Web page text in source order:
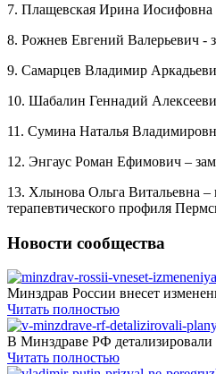
7. Плащевская Ирина Иосифовна
8. Рожнев Евгений Валерьевич -
9. Самарцев Владимир
10. Шабалин Геннадий
11. Сумина Наталья
12. Энгаус Роман Ефимович –
13. Хлынова Ольга Витальевна –
терапевтического профиля
Новости сообщества
Минздрав России внесет
Читать полностью
В Минздраве РФ
Читать полностью